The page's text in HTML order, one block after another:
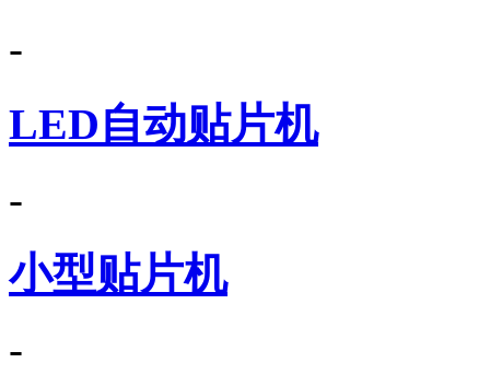
-
LED自动贴片机
-
小型贴片机
-